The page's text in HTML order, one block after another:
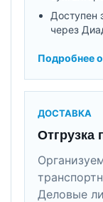
Доступен
через
Подробнее
ДОСТАВКА
Отгрузка
Деловые